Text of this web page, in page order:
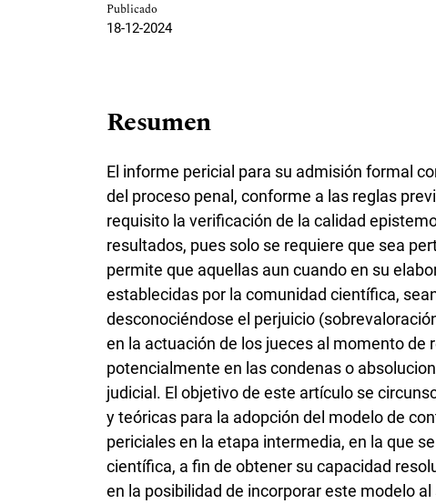
Publicado
18-12-2024
Resumen
El informe pericial para su admisión formal
del proceso penal, conforme a las reglas
requisito la verificación de la calidad
resultados, pues solo se requiere que sea
permite que aquellas aun cuando en su
establecidas por la comunidad científica,
desconociéndose el perjuicio
en la actuación de los jueces al momento de
potencialmente en las condenas o
judicial. El objetivo de este artículo se
y teóricas para la adopción del modelo de
periciales en la etapa intermedia, en la que
científica, a fin de obtener su capacidad
en la posibilidad de incorporar este modelo